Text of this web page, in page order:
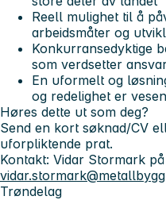
Reell mulighet til å
arbeidsmåter og
Konkurransedyktige
som verdsetter
En uformelt og
og redelighet er
Høres dette ut som deg?
Send en kort søknad/CV
uforpliktende prat.
Kontakt: Vidar Stormark
Trøndelag